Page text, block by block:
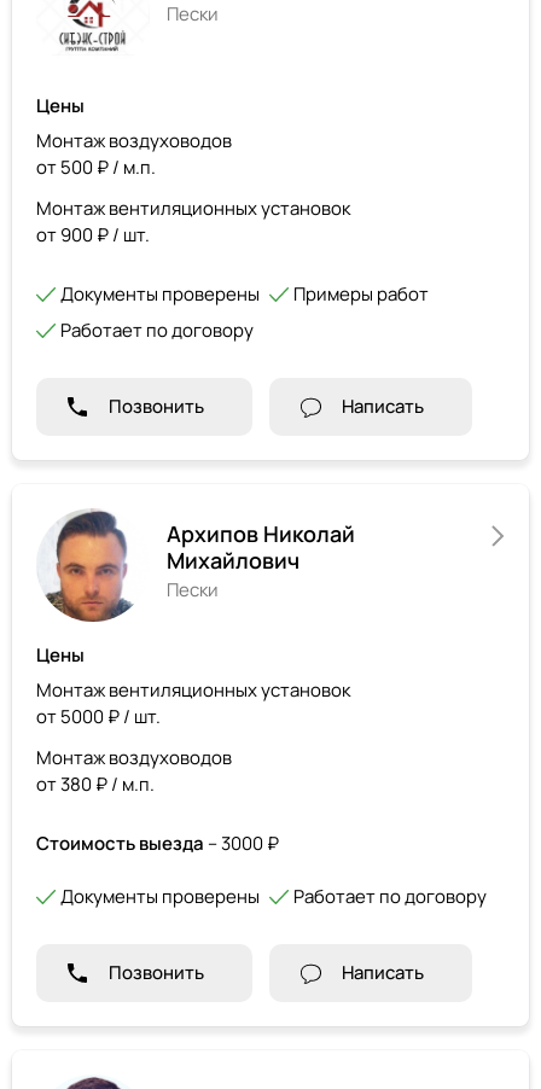
Пески
Цены
Монтаж воздуховодов
от 500 ₽ / м.п.
Монтаж вентиляционных установок
от 900 ₽ / шт.
Документы проверены
Примеры работ
Работает по договору
Позвонить Написать
Архипов Николай
Михайлович
Пески
Цены
Монтаж вентиляционных установок
от 5000 ₽ / шт.
Монтаж воздуховодов
от 380 ₽ / м.п.
Стоимость выезда – 3000 ₽
Документы проверены Работает по договору
Позвонить Написать